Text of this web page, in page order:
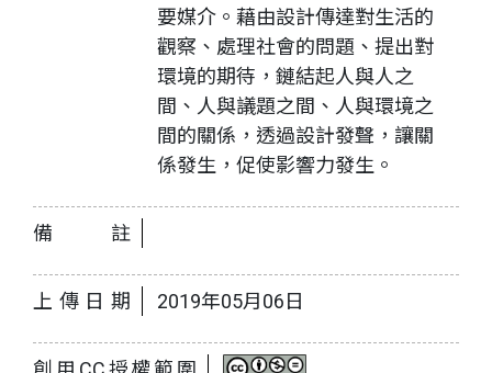
要媒介。藉由設計傳達對生活的
觀察、處理社會的問題、提出對
環境的期待，鏈結起人與人之
間、人與議題之間、人與環境之
間的關係，透過設計發聲，讓關
係發生，促使影響力發生。
備註
上傳日期 2019年05月06日